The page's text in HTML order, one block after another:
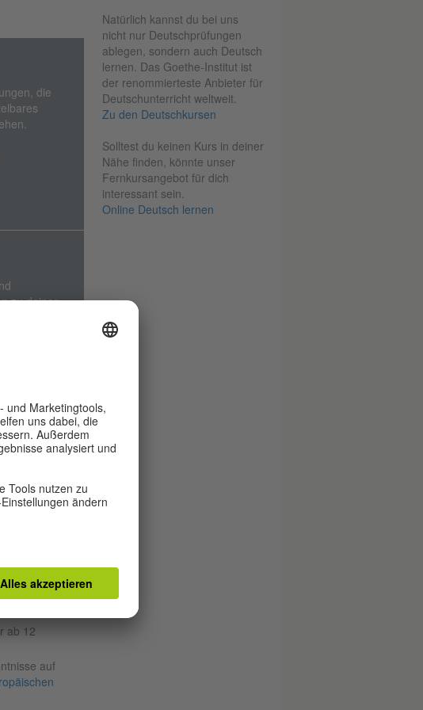
die
zu deiner
zur Verfügung
unabhängig
ab 12
auf
Natürlich kannst du bei uns
nicht nur Deutschprüfungen
ablegen, sondern auch Deutsch
lernen. Das Goethe-Institut ist
der renommierteste Anbieter für
Deutschunterricht weltweit.
Zu den Deutschkursen
Solltest du keinen Kurs in deiner
Nähe finden, könnte unser
Fernkursangebot für dich
interessant sein.
Online Deutsch lernen